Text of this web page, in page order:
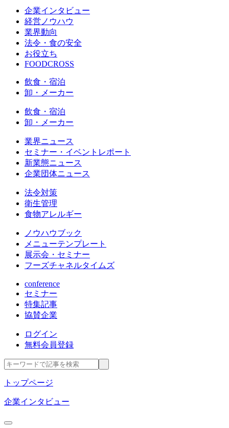
企業インタビュー
経営ノウハウ
業界動向
法令・食の安全
お役立ち
FOODCROSS
飲食・宿泊
卸・メーカー
飲食・宿泊
卸・メーカー
業界ニュース
セミナー・イベントレポート
新業態ニュース
企業団体ニュース
法令対策
衛生管理
食物アレルギー
ノウハウブック
メニューテンプレート
展示会・セミナー
フーズチャネルタイムズ
conference
セミナー
特集記事
協賛企業
ログイン
無料会員登録
トップページ
企業インタビュー